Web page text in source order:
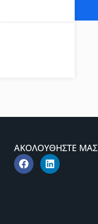
ΑΚΟΛΟΥΘΗΣΤΕ ΜΑΣ